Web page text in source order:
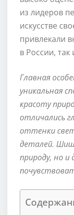
из лидеров
искусстве
привлекали
в России,
Главная
уникальная
красоту
отличались
оттенки
деталей.
природу, но